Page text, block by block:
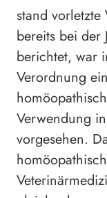
stand
bereits bei der
berichtet, war
Verordnung
Verwendung
vorgesehen.